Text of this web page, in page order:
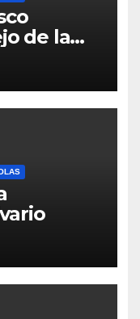
de la